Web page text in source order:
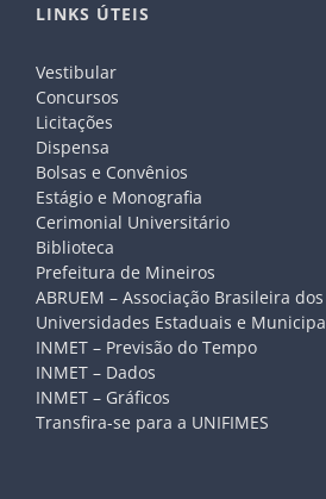
LINKS ÚTEIS
Vestibular
Concursos
Licitações
Dispensa
Bolsas e Convênios
Estágio e Monografia
Cerimonial Universitário
Biblioteca
Prefeitura de Mineiros
ABRUEM – Associação Brasileira
Universidades Estaduais e
INMET – Previsão do Tempo
INMET – Dados
INMET – Gráficos
Transfira-se para a UNIFIMES